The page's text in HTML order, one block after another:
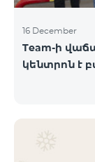
16 December
Team-ի
կենտրոն է